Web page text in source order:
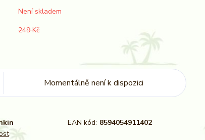
Není skladem
249 Kč
Momentálně není k dispozici
EAN kód: 8594054911402